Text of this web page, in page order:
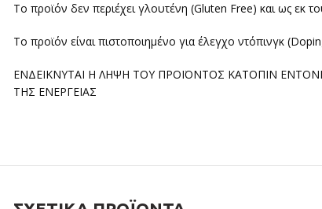
Το προϊόν δεν περιέχει γλουτένη (Gluten Free) και ως εκ
Το προϊόν είναι πιστοποιημένο για έλεγχο ντόπινγκ
ΕΝΔΕΙΚΝΥΤΑΙ Η ΛΗΨΗ ΤΟΥ ΠΡΟΪΟΝΤΟΣ ΚΑΤΟΠΙΝ
ΤΗΣ ΕΝΕΡΓΕΙΑΣ